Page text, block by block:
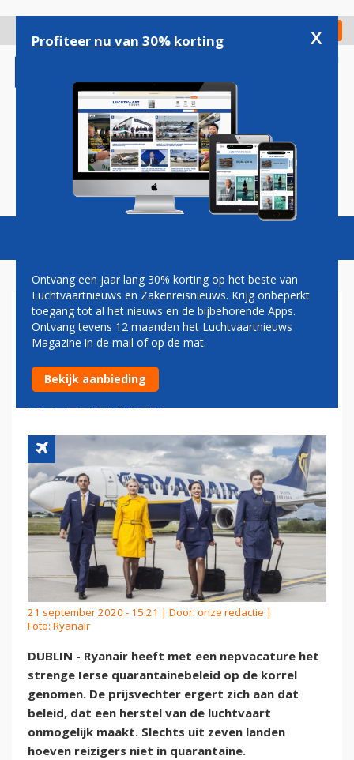
gaan
Check in
Magazine Podcasts Vacatures
RYANAIR MAAKT MET
NEPVACATURE
QUARANTAINEBELEID
BELACHELIJK
21 september 2020 - 15:21 | Door: onze redactie |
Foto: Ryanair
DUBLIN - Ryanair heeft met een nepvacature het
strenge Ierse quarantainebeleid op de korrel
genomen. De prijsvechter ergert zich aan dat
beleid, dat een herstel van de luchtvaart
onmogelijk maakt. Slechts uit zeven landen
hoeven reizigers niet in quarantaine.
Profiteer nu van 30% korting x
Ontvang een jaar lang 30% korting op het beste van
Luchtvaartnieuws en Zakenreisnieuws. Krijg onbeperkt
toegang tot al het nieuws en de bijbehorende Apps.
Ontvang tevens 12 maanden het Luchtvaartnieuws
Magazine in de mail of op de mat.
Bekijk aanbieding